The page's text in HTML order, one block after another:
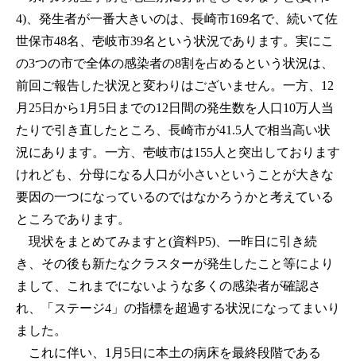
4)、発生者が一番大きいのは、長崎市169名で、続いて佐
世保市48名、壱岐市39名という状況であります。実にこ
の3つの市で全体の感染者の8割を占めるという状況は、
前回ご報告した状況と変わりはございません。一方、12
月25日から1月5日までの12日間の発生数を人口10万人当
たりで引き直したところ、長崎市が41.5人で相当高い状
況にあります。一方、壱岐市は155人と突出しております
けれども、分母になる人口が小さいということが大きな
要因の一つになっているのではなかろうかと考えている
ところであります。
現状をまとめてみますと(資料P5)、一昨日に引き続
き、その後も新たなクラスターが発生したこと等により
まして、これまでにないような多くの感染者が確認さ
れ、「ステージ4」の指標を超過する状況になってまいり
ました。
これに伴い、1月5日に本土の病床を最終段階である